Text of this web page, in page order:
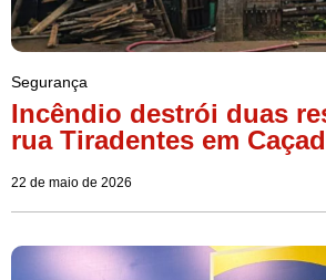
Segurança
Incêndio destrói duas
rua Tiradentes em
22 de maio de 2026